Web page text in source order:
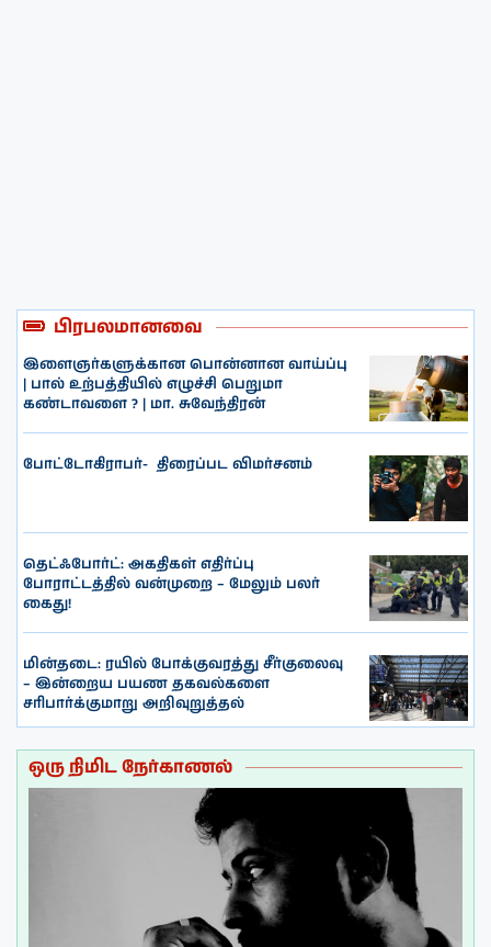
பிரபலமானவை
இளைஞர்களுக்கான பொன்னான வாய்ப்பு
| பால் உற்பத்தியில் எழுச்சி பெறுமா
கண்டாவளை ? | மா. சுவேந்திரன்
போட்டோகிராபர்- ‌ திரைப்பட விமர்சனம்
தெட்ஃபோர்ட்: அகதிகள் எதிர்ப்பு
போராட்டத்தில் வன்முறை – மேலும் பலர்
கைது!
மின்தடை: ரயில் போக்குவரத்து சீர்குலைவு
– இன்றைய பயண தகவல்களை
சரிபார்க்குமாறு அறிவுறுத்தல்
ஒரு நிமிட நேர்காணல்